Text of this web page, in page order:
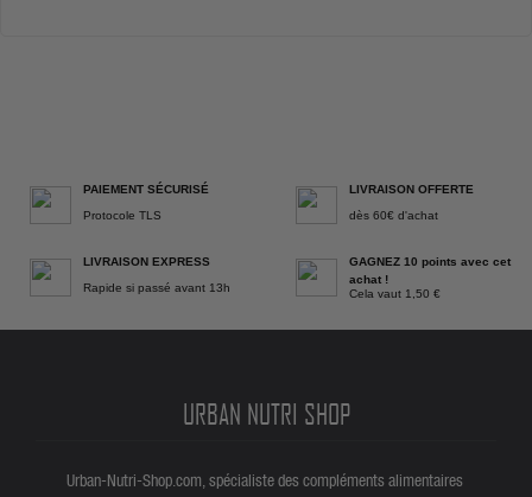
PAIEMENT SÉCURISÉ
Protocole TLS
LIVRAISON OFFERTE
dès 60€ d'achat
LIVRAISON EXPRESS
Rapide si passé avant 13h
GAGNEZ 10 points avec cet
achat !
Cela vaut 1,50 €
URBAN NUTRI SHOP
Urban-Nutri-Shop.com, spécialiste des compléments alimentaires